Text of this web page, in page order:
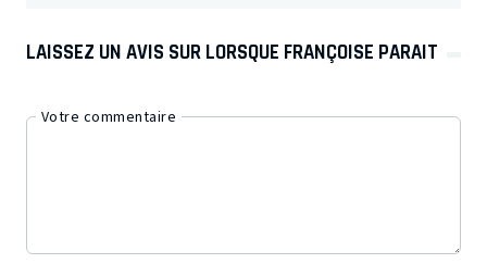
LAISSEZ UN AVIS SUR LORSQUE FRANÇOISE PARAIT
Votre commentaire